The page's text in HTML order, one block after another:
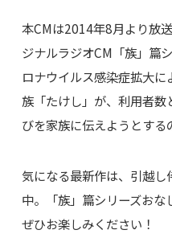
本CMは2014年8月より放
ジナルラジオCM「族」篇
ロナウイルス感染症拡大
族「たけし」が、利用者
びを家族に伝えようとする
気になる最新作は、引越し
中。「族」篇シリーズおな
ぜひお楽しみください！